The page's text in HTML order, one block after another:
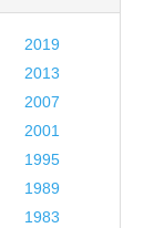
2019
2013
2007
2001
1995
1989
1983